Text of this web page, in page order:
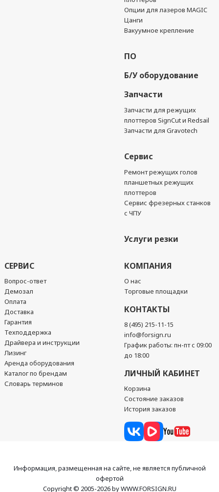
Опции для лазеров MAGIC
Цанги
Вакуумное крепление
ПО
Б/У оборудование
Запчасти
Запчасти для режущих
плоттеров SignCut и Redsail
Запчасти для Gravotech
Сервис
Ремонт режущих голов
планшетных режущих
плоттеров
Сервис фрезерных станков
с ЧПУ
Услуги резки
СЕРВИС
Вопрос-ответ
Демозал
Оплата
Доставка
Гарантия
Техподдержка
Драйвера и инструкции
Лизинг
Аренда оборудования
Каталог по брендам
Словарь терминов
КОМПАНИЯ
О нас
Торговые площадки
КОНТАКТЫ
8 (495) 215-11-15
info@forsign.ru
График работы: пн-пт с 09:00
до 18:00
ЛИЧНЫЙ КАБИНЕТ
Корзина
Состояние заказов
История заказов
Информация, размещенная на сайте, не является публичной
офертой
Copyright © 2005-2026 by WWW.FORSIGN.RU